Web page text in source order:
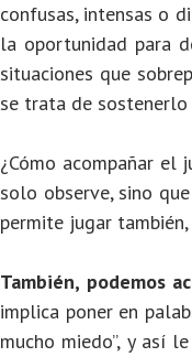
confusas, intensas o
la oportunidad para
situaciones que
se trata de sostenerlo
¿Cómo acompañar el
solo observe, sino
permite jugar
También, podemos
implica poner en
mucho miedo”, y así